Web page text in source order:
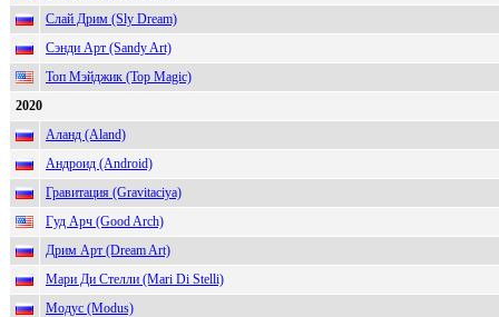
Слай Дрим (Sly Dream)
Сэнди Арт (Sandy Art)
Топ Мэйджик (Top Magic)
2020
Аланд (Aland)
Андроид (Android)
Гравитация (Gravitaciya)
Гуд Арч (Good Arch)
Дрим Арт (Dream Art)
Мари Ди Стелли (Mari Di Stelli)
Модус (Modus)